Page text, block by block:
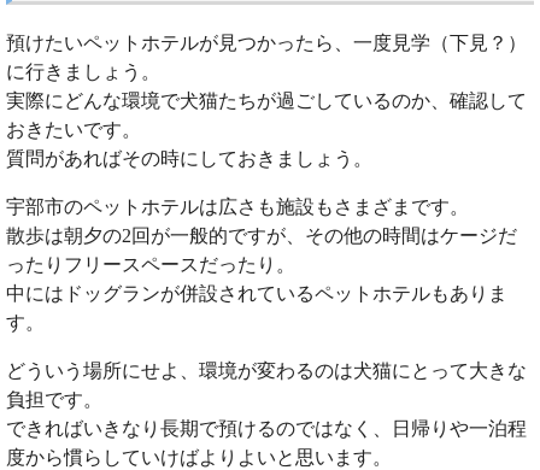
預けたいペットホテルが見つかったら、一度見学（下見？）
に行きましょう。
実際にどんな環境で犬猫たちが過ごしているのか、確認して
おきたいです。
質問があればその時にしておきましょう。
宇部市のペットホテルは広さも施設もさまざまです。
散歩は朝夕の2回が一般的ですが、その他の時間はケージだ
ったりフリースペースだったり。
中にはドッグランが併設されているペットホテルもありま
す。
どういう場所にせよ、環境が変わるのは犬猫にとって大きな
負担です。
できればいきなり長期で預けるのではなく、日帰りや一泊程
度から慣らしていけばよりよいと思います。